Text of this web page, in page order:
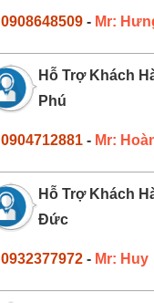
0908648509- Mr:
Hỗ Trợ Khách
Phú
0904712881- Mr:
Hỗ Trợ Khách
Đức
0932377972- Mr: Huy